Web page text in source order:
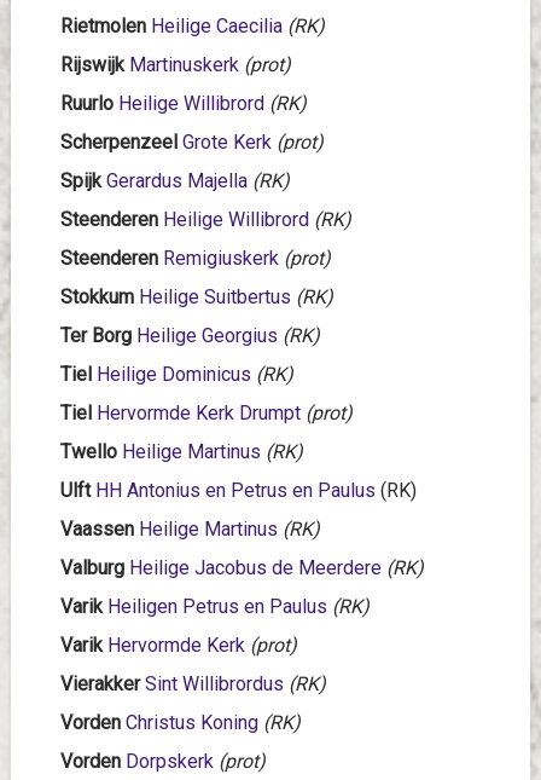
Rietmolen Heilige Caecilia(RK)
Rijswijk Martinuskerk (prot)
Ruurlo Heilige Willibrord (RK)
Scherpenzeel Grote Kerk (prot)
Spijk Gerardus Majella (RK)
Steenderen Heilige Willibrord (RK)
Steenderen Remigiuskerk (prot)
Stokkum Heilige Suitbertus (RK)
Ter Borg Heilige Georgius (RK)
Tiel Heilige Dominicus (RK)
Tiel Hervormde Kerk Drumpt (prot)
Twello Heilige Martinus (RK)
Ulft HH Antonius en Petrus en Paulus (RK)
Vaassen Heilige Martinus (RK)
Valburg Heilige Jacobus de Meerdere (RK)
Varik Heiligen Petrus en Paulus (RK)
Varik Hervormde Kerk (prot)
VierakkerSint Willibrordus (RK)
Vorden Christus Koning (RK)
Vorden Dorpskerk (prot)